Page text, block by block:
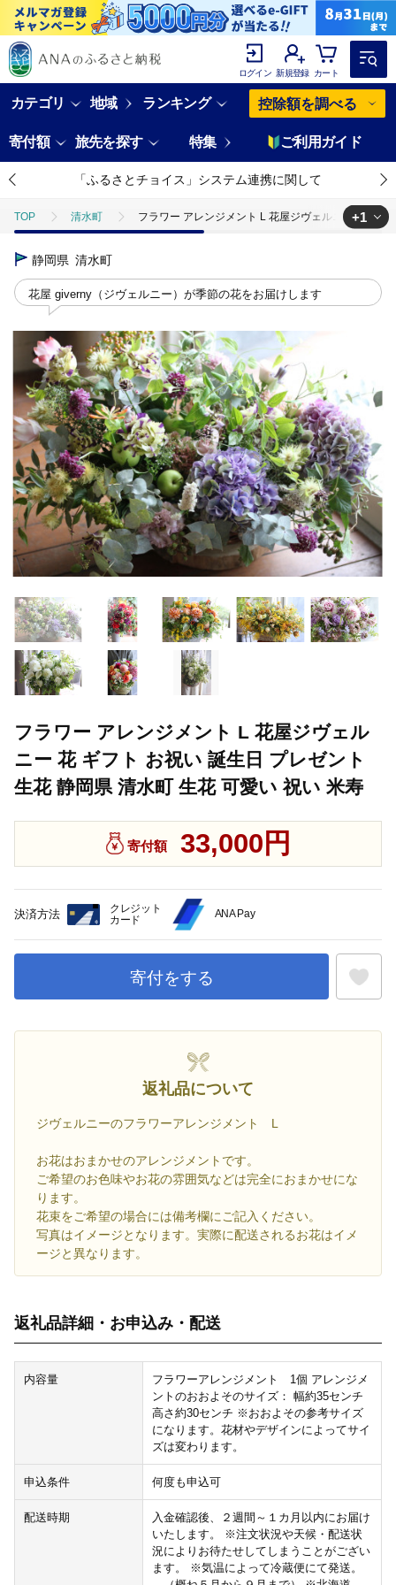
ログイン 新規登録 カート
カテゴリ 地域 ランキング 控除額を調べる
寄付額 旅先を探す 特集 ご利用ガイド
「ふるさとチョイス」システム連携に関して
TOP 清水町
フラワー アレンジメント L 花屋ジヴェルニー 花 ギ
+1
花屋 giverny（ジヴェルニー）が季節の花をお届けします
静岡県 清水町
フラワー アレンジメント L 花屋ジヴェル
ニー 花 ギフト お祝い 誕生日 プレゼント
生花 静岡県 清水町 生花 可愛い 祝い 米寿
寄付額 33,000円
決済方法
クレジット
カード
ANA Pay
寄付をする
返礼品について
ジヴェルニーのフラワーアレンジメント L
お花はおまかせのアレンジメントです。
ご希望のお色味やお花の雰囲気などは完全におまかせにな
ります。
花束をご希望の場合には備考欄にご記入ください。
写真はイメージとなります。実際に配送されるお花はイメ
ージと異なります。
返礼品詳細・お申込み・配送
内容量
フラワーアレンジメント 1個 アレンジメ
ントのおおよそのサイズ： 幅約35センチ
高さ約30センチ ※おおよその参考サイズ
になります。花材やデザインによってサイ
ズは変わります。
申込条件 何度も申込可
配送時期
入金確認後、２週間～１カ月以内にお届け
いたします。 ※注文状況や天候・配送状
況によりお待たせしてしまうことがござい
ます。 ※気温によって冷蔵便にて発送。